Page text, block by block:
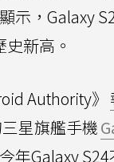
示，Galaxy
史新高。
Authority》
三星旗艦手機
年Galaxy S24